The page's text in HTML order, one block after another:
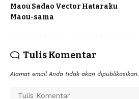
Maou Sadao Vector Hataraku
Maou-sama
Tulis Komentar
Alamat email Anda tidak akan dipublikasikan.